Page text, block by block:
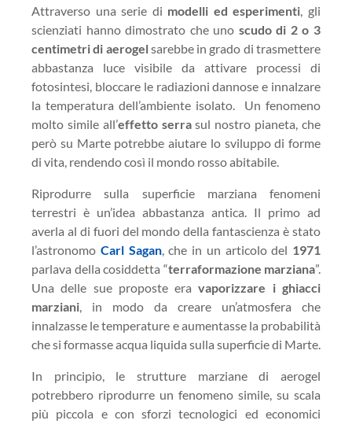
Attraverso una serie di modelli ed esperimenti, gli
scienziati hanno dimostrato che uno scudo di 2 o 3
centimetri di aerogelsarebbe in grado di trasmettere
abbastanza luce visibile da attivare processi di
fotosintesi, bloccare le radiazioni dannose e innalzare
la temperatura dell’ambiente isolato. Un fenomeno
molto simile all’effetto serrasul nostro pianeta, che
però su Marte potrebbe aiutare lo sviluppo di forme
di vita, rendendo così il mondo rosso abitabile.
Riprodurre sulla superficie marziana fenomeni
terrestri è un’idea abbastanza antica. Il primo ad
averla al di fuori del mondo della fantascienza è stato
l’astronomo Carl Sagan, che in un articolo del 1971
parlava della cosiddetta “terraformazione marziana”.
Una delle sue proposte eravaporizzare i ghiacci
marziani, in modo da creare un’atmosfera che
innalzasse le temperature e aumentasse la probabilità
che si formasse acqua liquida sulla superficie di Marte.
In principio, le strutture marziane di aerogel
potrebbero riprodurre un fenomeno simile, su scala
più piccola e con sforzi tecnologici ed economici